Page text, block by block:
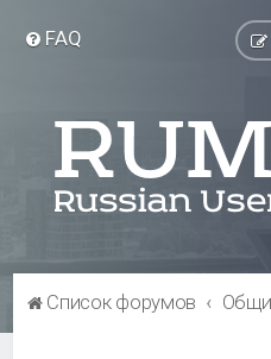
FAQ
Список форумов